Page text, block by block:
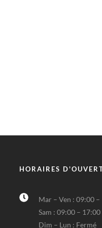
HORAIRES
Mar – Ven : 09:00 –
Sam : 09:00 – 17:00
Dim – Lun : Fermé